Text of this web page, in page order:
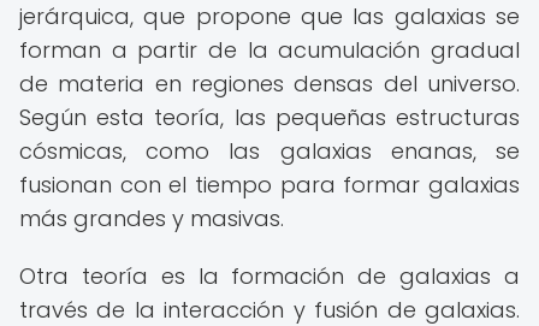
jerárquica, que propone que las galaxias se
forman a partir de la acumulación gradual
de materia en regiones densas del universo.
Según esta teoría, las pequeñas estructuras
cósmicas, como las galaxias enanas, se
fusionan con el tiempo para formar galaxias
más grandes y masivas.
Otra teoría es la formación de galaxias a
través de la interacción y fusión de galaxias.